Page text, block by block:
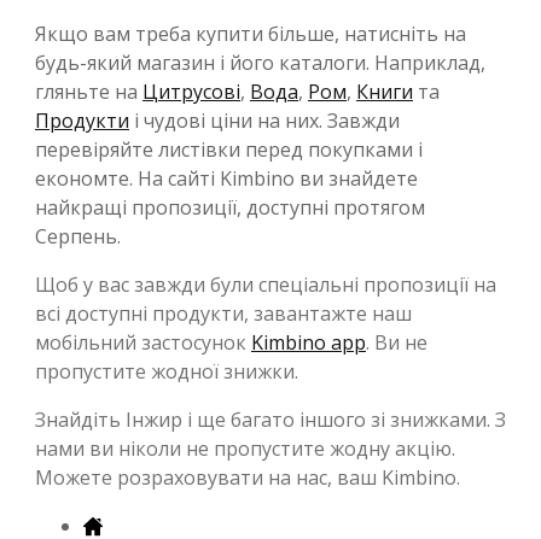
Якщо вам треба купити більше, натисніть на
будь-який магазин і його каталоги. Наприклад,
гляньте на Цитрусові, Вода, Ром, Книги та
Продукти і чудові ціни на них. Завжди
перевіряйте листівки перед покупками і
економте. На сайті Kimbino ви знайдете
найкращі пропозиції, доступні протягом
Серпень.
Щоб у вас завжди були спеціальні пропозиції на
всі доступні продукти, завантажте наш
мобільний застосунок Kimbino app. Ви не
пропустите жодної знижки.
Знайдіть Інжир і ще багато іншого зі знижками. З
нами ви ніколи не пропустите жодну акцію.
Можете розраховувати на нас, ваш Kimbino.